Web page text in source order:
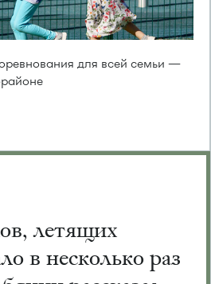
для всей семьи —
летящих
в несколько раз